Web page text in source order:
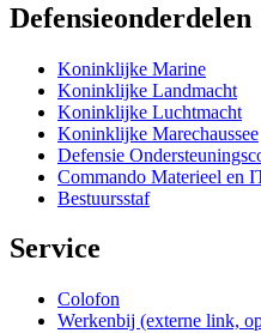
Defensieonderdelen
Koninklijke Marine
Koninklijke Landmacht
Koninklijke Luchtmacht
Koninklijke Marechaussee
Defensie
Commando Materieel en
Bestuursstaf
Service
Colofon
Werkenbij (externe link,